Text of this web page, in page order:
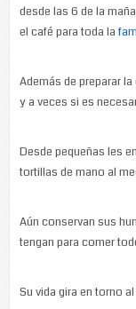
desde las 6 de la
el café para toda la
Además de preparar
y a veces si es
Desde pequeñas les
tortillas de mano al
Aún conservan sus
tengan para comer
Su vida gira en torno